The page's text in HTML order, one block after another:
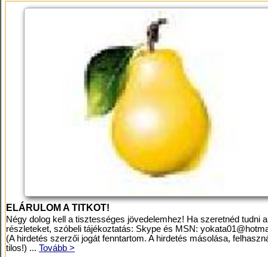
ELÁRULOM A TITKOT!
Négy dolog kell a tisztességes jövedelemhez! Ha szeretnéd tudni a
részleteket, szóbeli tájékoztatás: Skype és MSN:
(A hirdetés szerzői jogát fenntartom. A hirdetés másolása,
tilos!) ... Tovább >